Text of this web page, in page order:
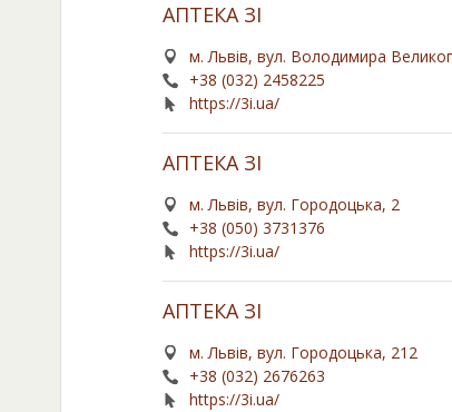
АПТЕКА ЗІ
м. Львів, вул. Володимира
+38 (032) 2458225
https://3i.ua/
АПТЕКА ЗІ
м. Львів, вул. Городоцька, 2
+38 (050) 3731376
https://3i.ua/
АПТЕКА ЗІ
м. Львів, вул. Городоцька, 212
+38 (032) 2676263
https://3i.ua/